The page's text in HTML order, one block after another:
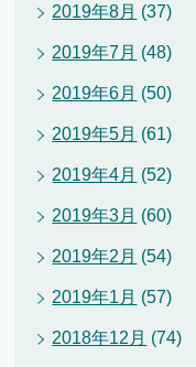
2019年8月 (37)
2019年7月 (48)
2019年6月 (50)
2019年5月 (61)
2019年4月 (52)
2019年3月 (60)
2019年2月 (54)
2019年1月 (57)
2018年12月 (74)